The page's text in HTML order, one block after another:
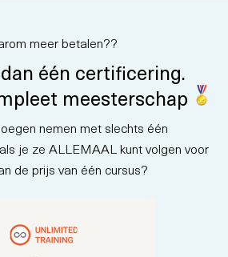
als
leider
evoluerende
meer betalen??
één certificering.
meesterschap
nemen met slechts één
je ze ALLEMAAL kunt volgen voor
de prijs van één cursus?